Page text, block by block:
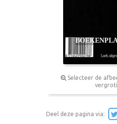
Selecteer de
Deel deze pagina via: